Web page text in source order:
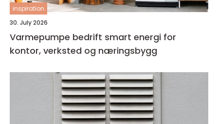
inspiration
30. July 2026
Varmepumpe bedrift smart energi for
kontor, verksted og næringsbygg